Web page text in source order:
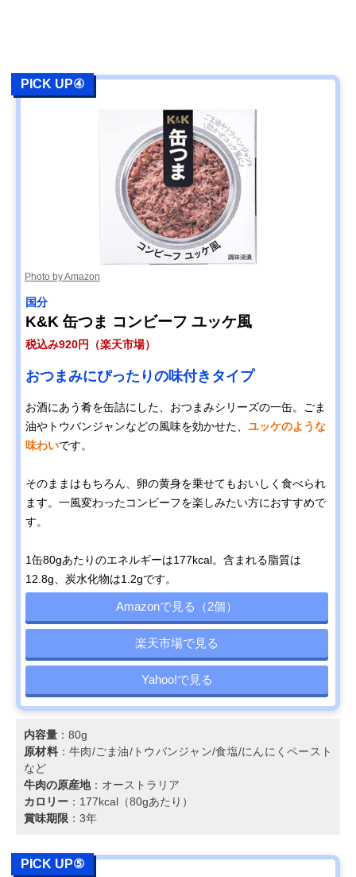
PICK UP④
Photo by Amazon
国分
K&K 缶つま コンビーフ ユッケ風
税込み920円（楽天市場）
おつまみにぴったりの味付きタイプ
お酒にあう肴を缶詰にした、おつまみシリーズの一缶。ごま
油やトウバンジャンなどの風味を効かせた、 ユッケのような
味わいです。
そのままはもちろん、卵の黄身を乗せてもおいしく食べられ
ます。一風変わったコンビーフを楽しみたい方におすすめで
す。
1缶80gあたりのエネルギーは177kcal。含まれる脂質は
12.8g、炭水化物は1.2gです。
Amazonで見る（2個）
楽天市場で見る
Yahoo!で見る
内容量 ：80g
原材料：牛肉/ごま油/トウバンジャン/食塩/にんにくペースト
など
牛肉の原産地：オーストラリア
カロリー ：177kcal（80gあたり）
賞味期限 ：3年
PICK UP⑤